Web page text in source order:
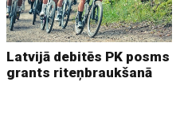
Latvijā debitēs PK posms
grants riteņbraukšanā